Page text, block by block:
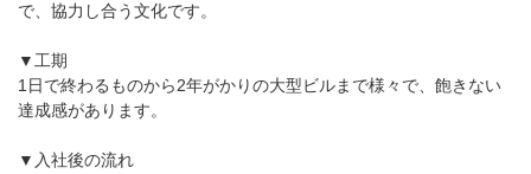
で、協力し合う文化です。
▼工期
1日で終わるものから2年がかりの大型ビルまで様々で、飽きない
達成感があります。
▼入社後の流れ